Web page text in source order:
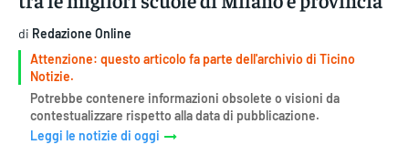
di Redazione Online
Attenzione: questo articolo fa parte dell'archivio di Ticino
Notizie.
Potrebbe contenere informazioni obsolete o visioni da
contestualizzare rispetto alla data di pubblicazione.
Leggi le notizie di oggi